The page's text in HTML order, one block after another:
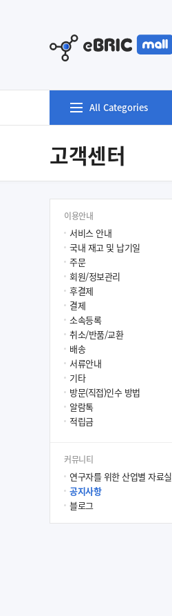
All Categories
고객센터
이용안내
서비스 안내
국내 재고 및 납기일
주문
회원/정보관리
후결제
결제
소속등록
취소/반품/교환
배송
서류안내
기타
방문(직접)인수 방법
알람톡
적립금
커뮤니티
연구자를 위한 산업별 자료실
공지사항
블로그